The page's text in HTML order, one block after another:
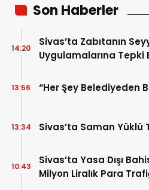
Son Haberler
Sivas’ta Zabıtanın
Uygulamalarına Tepki
14:20
“Her Şey Belediyeden
13:56
Sivas’ta Saman Yüklü
13:34
Sivas’ta Yasa Dışı
Milyon Liralık Para
10:43